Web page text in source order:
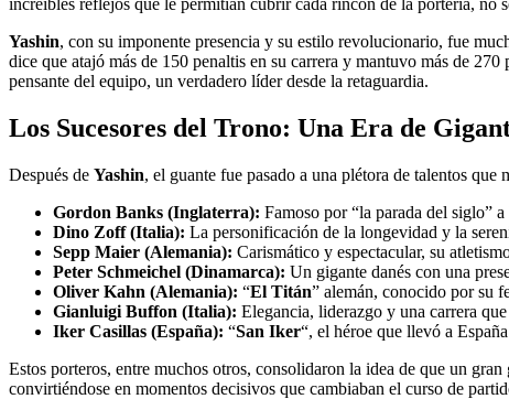
Yashin, con su imponente presencia y su estilo revolucionario, fue
dice que atajó más de 150 penaltis en su carrera y mantuvo más de
pensante del equipo, un verdadero líder desde la retaguardia.
Los Sucesores del Trono: Una Era de
Después de Yashin, el guante fue pasado a una plétora de talentos
Gordon Banks (Inglaterra): Famoso por “la parada del siglo”
Dino Zoff (Italia): La personificación de la longevidad y la
Sepp Maier (Alemania): Carismático y espectacular, su
Peter Schmeichel (Dinamarca): Un gigante danés con una
Oliver Kahn (Alemania): “El Titán” alemán, conocido por su
Gianluigi Buffon (Italia): Elegancia, liderazgo y una carrera
Iker Casillas (España): “San Iker“, el héroe que llevó a
Estos porteros, entre muchos otros, consolidaron la idea de que un
convirtiéndose en momentos decisivos que cambiaban el curso de